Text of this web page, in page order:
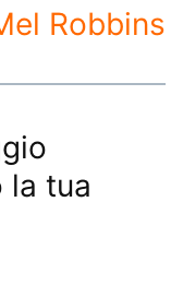
Robbins
la tua